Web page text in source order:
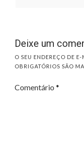
Deixe um
O SEU ENDEREÇO DE
OBRIGATÓRIOS SÃO
Comentário *